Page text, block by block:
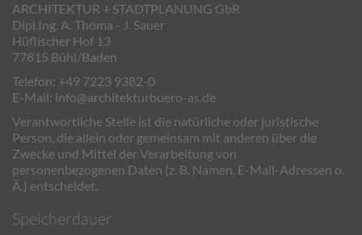
ARCHITEKTUR + STADTPLANUNG GbR
Dipl.Ing. A. Thoma - J. Sauer
Hüflischer Hof 13
77815 Bühl/Baden
Telefon: +49 7223 9382-0
E-Mail: info@architekturbuero-as.de
Verantwortliche Stelle ist die natürliche oder juristische
Person, die allein oder gemeinsam mit anderen über die
Zwecke und Mittel der Verarbeitung von
personenbezogenen Daten (z. B. Namen, E-Mail-Adressen o.
Ä.) entscheidet.
Speicherdauer